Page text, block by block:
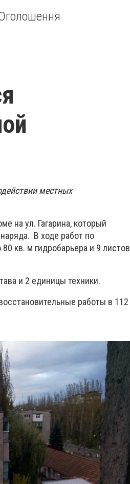
местных
на ул. Гагарина, который
В ходе работ по
кв. м гидробарьера и 9 листов
и 2 единицы техники.
работы в 112